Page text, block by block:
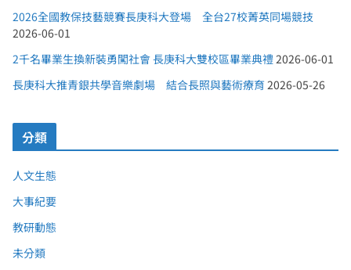
2026全國教保技藝競賽長庚科大登場 全台27校菁英同場競技
2026-06-01
2千名畢業生換新裝勇闖社會 長庚科大雙校區畢業典禮2026-06-01
長庚科大推青銀共學音樂劇場 結合長照與藝術療育 2026-05-26
分類
人文生態
大事紀要
教研動態
未分類